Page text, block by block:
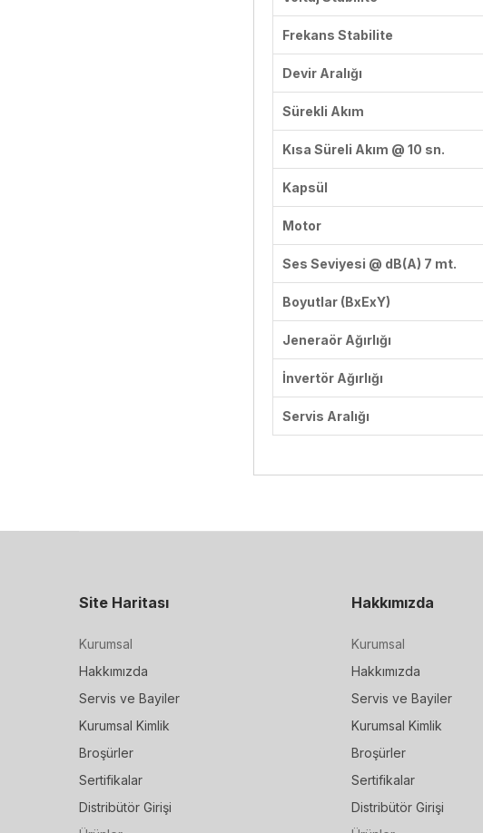
Frekans Stabilite
Devir Aralığı
Sürekli Akım
Kısa Süreli Akım @ 10 sn.
Kapsül
Motor
Ses Seviyesi @ dB(A) 7 mt.
Boyutlar (BxExY)
Jeneraör Ağırlığı
İnvertör Ağırlığı
Servis Aralığı
Site Haritası
Kurumsal
Hakkımızda
Servis ve Bayiler
Kurumsal Kimlik
Broşürler
Sertifikalar
Distribütör Girişi
Hakkımızda
Kurumsal
Hakkımızda
Servis ve Bayiler
Kurumsal Kimlik
Broşürler
Sertifikalar
Distribütör Girişi